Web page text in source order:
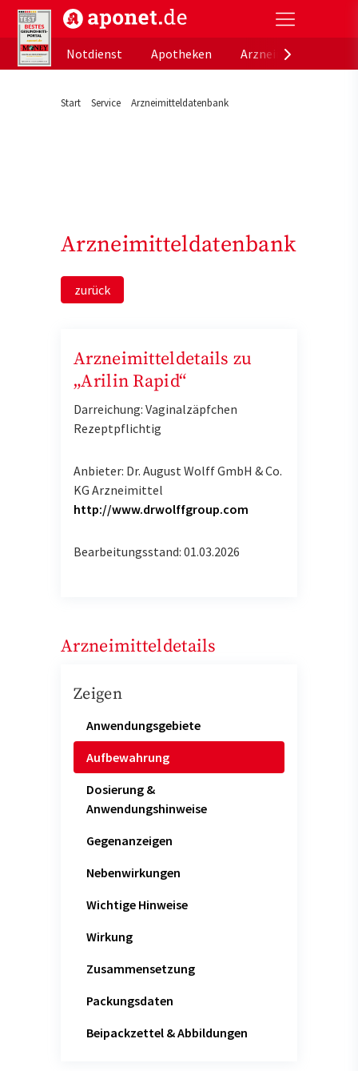
aponet.de - Das offizielle Gesundheitsportal der
Notdienst
Apotheken
Start Service Arzneimitteldatenbank
Arzneimitteldatenbank
zurück
Arzneimitteldetails zu
„Arilin Rapid“
Darreichung: Vaginalzäpfchen
Rezeptpflichtig
Anbieter: Dr. August Wolff GmbH & Co.
KG Arzneimittel
http://www.drwolffgroup.com
Bearbeitungsstand: 01.03.2026
Arzneimitteldetails
Zeigen
Anwendungsgebiete
Aufbewahrung
Dosierung &
Anwendungshinweise
Gegenanzeigen
Nebenwirkungen
Wichtige Hinweise
Wirkung
Zusammensetzung
Packungsdaten
Beipackzettel & Abbildungen